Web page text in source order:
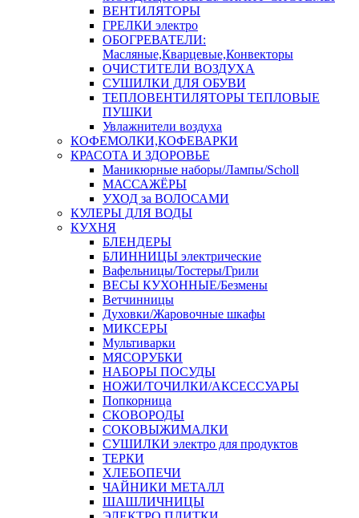
ВЕНТИЛЯТОРЫ
ГРЕЛКИ электро
ОБОГРЕВАТЕЛИ:
Масляные,Кварцевые,Конвекторы
ОЧИСТИТЕЛИ ВОЗДУХА
СУШИЛКИ ДЛЯ ОБУВИ
ТЕПЛОВЕНТИЛЯТОРЫ ТЕПЛОВЫЕ
ПУШКИ
Увлажнители воздуха
КОФЕМОЛКИ,КОФЕВАРКИ
КРАСОТА И ЗДОРОВЬЕ
Маникюрные наборы/Лампы/Scholl
МАССАЖЁРЫ
УХОД за ВОЛОСАМИ
КУЛЕРЫ ДЛЯ ВОДЫ
КУХНЯ
БЛЕНДЕРЫ
БЛИННИЦЫ электрические
Вафельницы/Тостеры/Грили
ВЕСЫ КУХОННЫЕ/Безмены
Ветчинницы
Духовки/Жаровочные шкафы
МИКСЕРЫ
Мультиварки
МЯСОРУБКИ
НАБОРЫ ПОСУДЫ
НОЖИ/ТОЧИЛКИ/АКСЕССУАРЫ
Попкорница
СКОВОРОДЫ
СОКОВЫЖИМАЛКИ
СУШИЛКИ электро для продуктов
ТЕРКИ
ХЛЕБОПЕЧИ
ЧАЙНИКИ МЕТАЛЛ
ШАШЛИЧНИЦЫ